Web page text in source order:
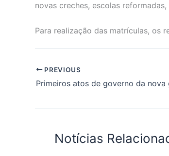
novas creches, escolas
Para realização das matrículas, os
PREVIOUS
Notícias